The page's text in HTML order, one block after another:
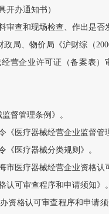
开办通知书）
审查和现场检查、作出是否
局、物价局《沪财综（
营企业许可证（备案表）
督管理条例》。
《医疗器械经营企业监督管
《医疗器械分类规则》。
市医疗器械经营企业资格认
认可审查程序和申请须知》。
资格认可审查程序和申请